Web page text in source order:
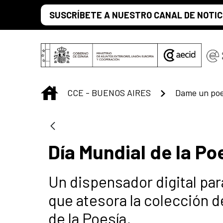
Saltar al contenido principal
SUSCRÍBETE A NUESTRO CANAL DE
INICIO
CCE - BUENOS AIRES Dame un
Día Mundial de la
Un dispensador digital
que atesora la colección
de la Poesía.